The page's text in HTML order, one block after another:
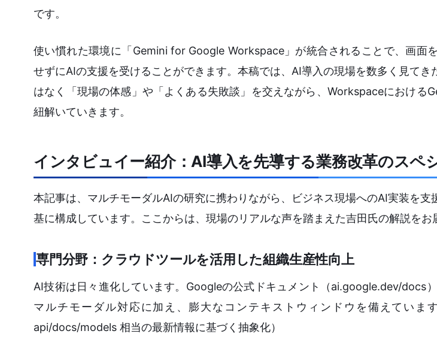
です。
使い慣れた環境に「Gemini for Google Workspace」が統合されることで、画面
せずにAIの支援を受けることができます。本稿では、AI導入の現場を数多く見て
はなく「現場の体感」や「よくある失敗談」を交えながら、Workspaceにおける
紐解いていきます。
インタビュイー紹介：AI導入を先導する業務改革のスペ
本記事は、マルチモーダルAIの研究に携わりながら、ビジネス現場へのAI実装を支
基に構成しています。ここからは、現場のリアルな声を踏まえた吉田氏の解説をお
専門分野：クラウドツールを活用した組織生産性向上
AI技術は日々進化しています。Googleの公式ドキュメント（ai.google.dev/docs
マルチモーダル対応に加え、膨大なコンテキストウィンドウを備えていま
api/docs/models 相当の最新情報に基づく抽象化）